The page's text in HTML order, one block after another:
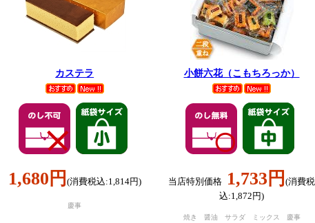
カステラ
1,680円 (消費税込:1,814円)
慶事
小餅六花（こもちろっか）
当店特別価格 1,733円 (消費税
込:1,872円)
焼き 醤油 サラダ ミックス 慶事